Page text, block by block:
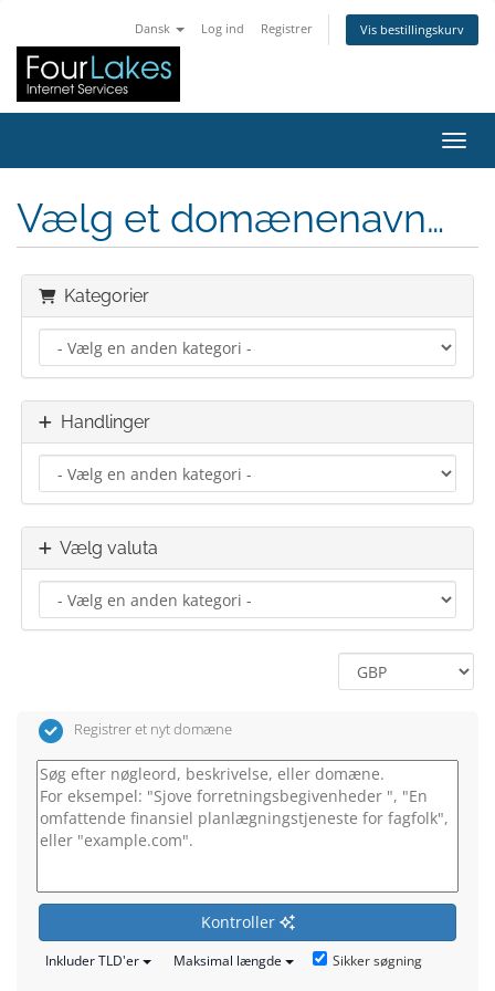
Dansk Log ind Registrer Vis bestillingskurv
Skift
Vælg et domænenavn…
Kategorier
Handlinger
Vælg valuta
Registrer et nyt domæne
Kontroller
Inkluder TLD'er Maksimal længde Sikker søgning